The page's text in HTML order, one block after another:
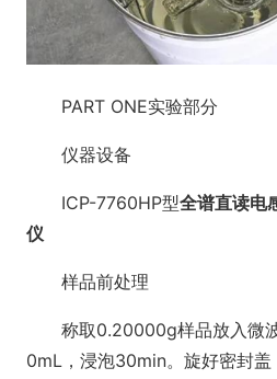
PART ONE实验部分
仪器设备
ICP-7760HP型全谱直读电
仪
样品前处理
称取0.20000g样品放入微波
0mL，浸泡30min。旋好密封盖